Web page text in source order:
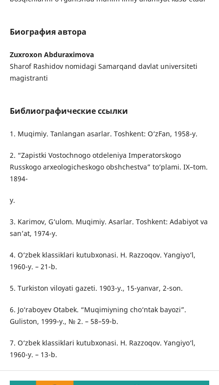
Биография автора
Zuxroxon Abduraximova
Sharof Rashidov nomidagi Samarqand davlat universiteti
magistranti
Библиографические ссылки
1. Muqimiy. Tanlangan asarlar. Toshkent: O‘zFan, 1958-y.
2. “Zapistki Vostochnogo otdeleniya Imperatorskogo
Russkogo arxeologicheskogo obshchestva” to‘plami. IX–tom.
1894-
y.
3. Karimov, G‘ulom. Muqimiy. Asarlar. Toshkent: Adabiyot va
san’at, 1974-y.
4. O‘zbek klassiklari kutubxonasi. H. Razzoqov. Yangiyo‘l,
1960-y. – 21-b.
5. Turkiston viloyati gazeti. 1903-y., 15-yanvar, 2-son.
6. Jo‘raboyev Otabek. “Muqimiyning cho‘ntak bayozi”.
Guliston, 1999-y., № 2. – 58–59-b.
7. O‘zbek klassiklari kutubxonasi. H. Razzoqov. Yangiyo‘l,
1960-y. – 13-b.